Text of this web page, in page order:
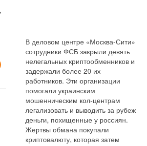
В деловом центре «Москва-Сити»
сотрудники ФСБ закрыли девять
нелегальных криптообменников и
задержали более 20 их
работников. Эти организации
помогали украинским
мошенническим кол-центрам
легализовать и выводить за рубеж
деньги, похищенные у россиян.
Жертвы обмана покупали
криптовалюту, которая затем